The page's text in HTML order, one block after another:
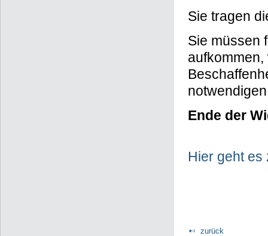
Sie tragen
Sie müssen
Ende der
Hier geht es
zurück